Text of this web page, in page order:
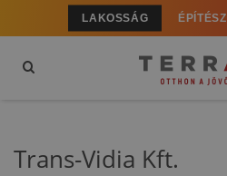
LAKOSSÁG ÉPÍTÉSZ
Trans-Vidia Kft.